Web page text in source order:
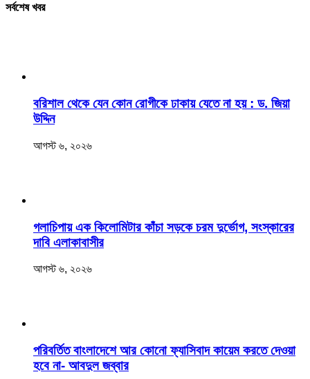
সর্বশেষ খবর
বরিশাল থেকে যেন কোন রোগীকে ঢাকায় যেতে না হয় : ড. জিয়া
উদ্দিন
আগস্ট ৬, ২০২৬
‎গলাচিপায় এক কিলোমিটার কাঁচা সড়কে চরম দুর্ভোগ, সংস্কারের
দাবি এলাকাবাসীর
আগস্ট ৬, ২০২৬
পরিবর্তিত বাংলাদেশে আর কোনো ফ্যাসিবাদ কায়েম করতে দেওয়া
হবে না- আবদুল জব্বার